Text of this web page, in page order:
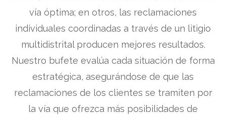
vía óptima; en otros, las reclamaciones
individuales coordinadas a través de un litigio
multidistrital producen mejores resultados.
Nuestro bufete evalúa cada situación de forma
estratégica, asegurándose de que las
reclamaciones de los clientes se tramiten por
la vía que ofrezca más posibilidades de